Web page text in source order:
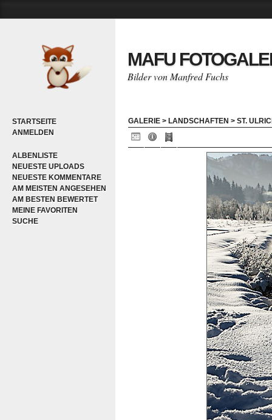
STARTSEITE
ANMELDEN
ALBENLISTE
NEUESTE UPLOADS
NEUESTE KOMMENTARE
AM MEISTEN ANGESEHEN
AM BESTEN BEWERTET
MEINE FAVORITEN
SUCHE
MAFU
Bilder von Manfred Fuchs
GALERIE > LANDSCHAFTEN > ST.